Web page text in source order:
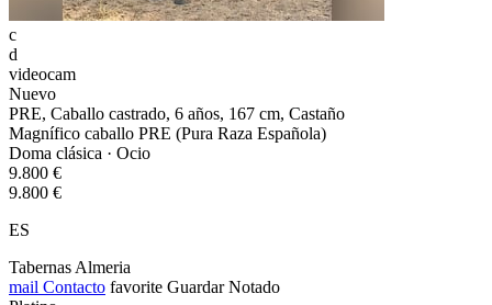
c
d
videocam
Nuevo
PRE, Caballo castrado, 6 años, 167 cm, Castaño
Magnífico caballo PRE (Pura Raza Española)
Doma clásica · Ocio
9.800 €
9.800 €
ES
Tabernas Almeria
mail Contacto favorite Guardar Notado